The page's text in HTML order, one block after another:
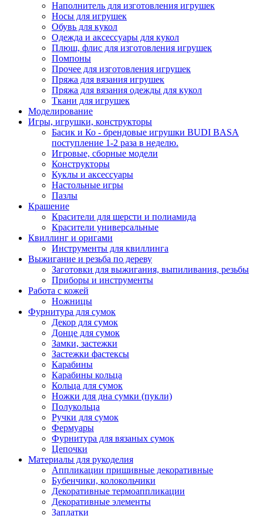
Наполнитель для изготовления игрушек
Носы для игрушек
Обувь для кукол
Одежда и аксессуары для кукол
Плюш, флис для изготовления игрушек
Помпоны
Прочее для изготовления игрушек
Пряжа для вязания игрушек
Пряжа для вязания одежды для кукол
Ткани для игрушек
Моделирование
Игры, игрушки, конструкторы
Басик и Ко - брендовые игрушки BUDI BASA
поступление 1-2 раза в неделю.
Игровые, сборные модели
Конструкторы
Куклы и аксессуары
Настольные игры
Пазлы
Крашение
Красители для шерсти и полиамида
Красители универсальные
Квиллинг и оригами
Инструменты для квиллинга
Выжигание и резьба по дереву
Заготовки для выжигания, выпиливания, резьбы
Приборы и инструменты
Работа с кожей
Ножницы
Фурнитура для сумок
Декор для сумок
Донце для сумок
Замки, застежки
Застежки фастексы
Карабины
Карабины кольца
Кольца для сумок
Ножки для дна сумки (пукли)
Полукольца
Ручки для сумок
Фермуары
Фурнитура для вязаных сумок
Цепочки
Материалы для рукоделия
Аппликации пришивные декоративные
Бубенчики, колокольчики
Декоративные термоаппликации
Декоративные элементы
Заплатки